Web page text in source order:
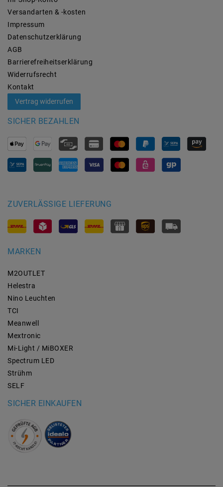
Versandarten & -kosten
Impressum
Daten­schutz­erklärung
AGB
Barrierefreiheitserklärung
Widerrufs­recht
Kontakt
Vertrag widerrufen
SICHER BEZAHLEN
ZUVERLÄSSIGE LIEFERUNG
MARKEN
M2OUTLET
Helestra
Nino Leuchten
TCI
Meanwell
Mextronic
Mi-Light / MiBOXER
Spectrum LED
Strühm
SELF
SICHER EINKAUFEN